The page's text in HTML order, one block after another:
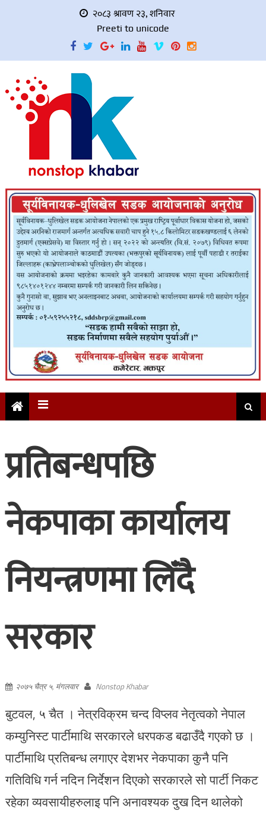
२०८३ श्रावण २३, शनिवार
Preeti to unicode
प्रतिबन्धपछि
नेकपाका कार्यालय
नियन्त्रणमा लिँदै
सरकार
२०७५ चैत्र ५, मंगलवार Nonstop Khabar
बुटवल, ५ चैत । नेत्रविक्रम चन्द विप्लव नेतृत्वको नेपाल
कम्युनिस्ट पार्टीमाथि सरकारले धरपकड बढाउँदै गएको छ ।
पार्टीमाथि प्रतिबन्ध लगाएर देशभर नेकपाका कुनै पनि
गतिविधि गर्न नदिन निर्देशन दिएको सरकारले सो पार्टी निकट
रहेका व्यवसायीहरुलाइ पनि अनावश्यक दुख दिन थालेको